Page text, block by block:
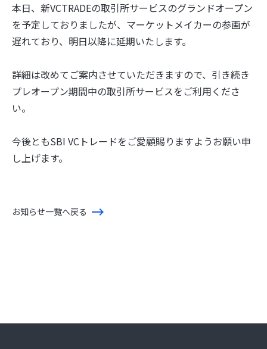
本日、新VCTRADEの取引所サービスのグランドオープン
を予定しておりましたが、マーケットメイカーの参画が
遅れており、明日以降に延期いたします。
詳細は改めてご案内させていただきますので、引き続き
プレオープン期間中の取引所サービスをご利用くださ
い。
今後ともSBI VCトレードをご愛顧賜りますようお願い申
し上げます。
お知らせ一覧へ戻る